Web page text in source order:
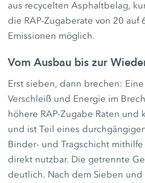
aus recycelten Asphaltbelag,
die RAP-Zugaberate von 20
Emissionen möglich.
Vom Ausbau bis zur
Erst sieben, dann brechen:
Verschleiß und Energie im
höhere RAP-Zugabe Raten
und ist Teil eines
Binder- und Tragschicht mithilfe
direkt nutzbar. Die getrennte
deutlich. Nach dem Sieben